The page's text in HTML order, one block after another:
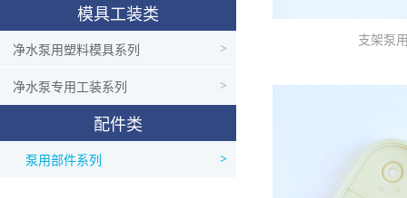
模具工装类
净水泵用塑料模具系列 >
净水泵专用工装系列 >
配件类
泵用部件系列 >
支架泵